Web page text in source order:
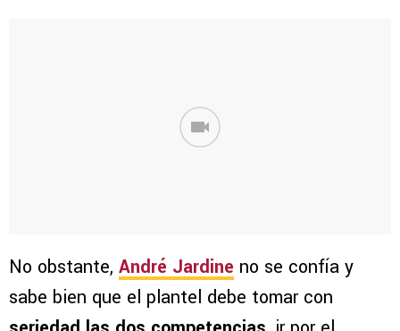
No obstante, André Jardine no se confía y
sabe bien que el plantel debe tomar con